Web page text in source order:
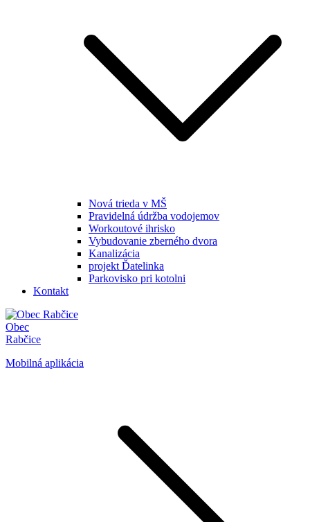
Nová trieda v MŠ
Pravidelná údržba vodojemov
Workoutové ihrisko
Vybudovanie zberného dvora
Kanalizácia
projekt Ďatelinka
Parkovisko pri kotolni
Kontakt
Obec
Rabčice
Mobilná aplikácia